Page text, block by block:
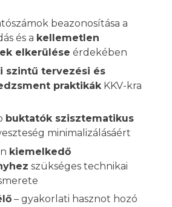
beazonosítása a
és a kellemetlen
elkerülése érdekében
szintű tervezési és
praktikákKKV-kra
buktatók szisztematikus
minimalizálásáért
kiemelkedő
szükséges technikai
– gyakorlati hasznot hozó